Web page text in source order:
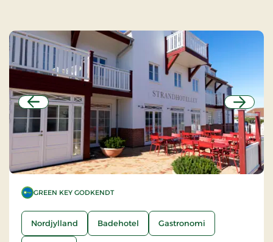
Forrige Næste
GREEN KEY GODKENDT
Nordjylland Badehotel Gastronomi